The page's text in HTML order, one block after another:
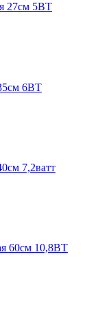
27см 5ВТ
6ВТ
7,2ватт
60см 10,8ВТ